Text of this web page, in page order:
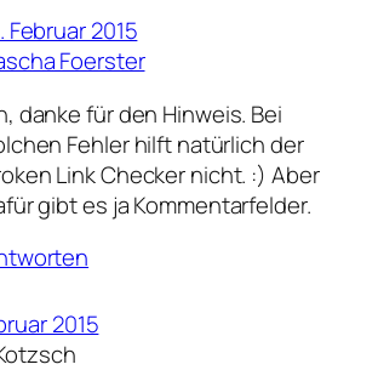
Februar 2015
Foerster
danke für den Hinweis. Bei
Fehler hilft natürlich der
Link Checker nicht. :) Aber
gibt es ja Kommentarfelder.
2015